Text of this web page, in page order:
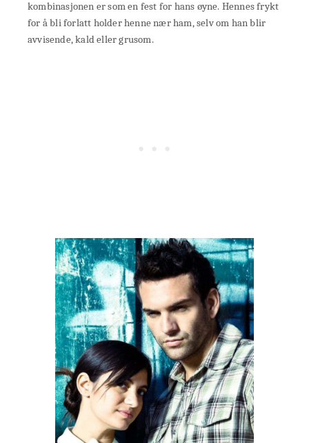
kombinasjonen er som en fest for hans øyne. Hennes frykt
for å bli forlatt holder henne nær ham, selv om han blir
avvisende, kald eller grusom.